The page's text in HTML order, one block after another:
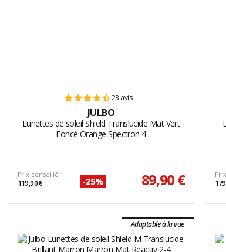
23 avis
JULBO
Lunettes de soleil Shield Translucide Mat Vert
Foncé Orange Spectron 4
Prix conseillé
119,90 € -25% 89,90 €
Adaptable à la vue